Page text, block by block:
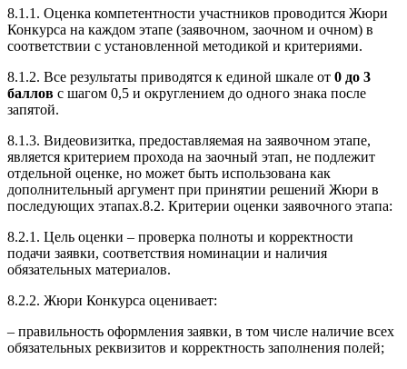
8.1.1. Оценка компетентности участников проводится Жюри
Конкурса на каждом этапе (заявочном, заочном и очном) в
соответствии с установленной методикой и критериями.
8.1.2. Все результаты приводятся к единой шкале от 0 до 3
баллов с шагом 0,5 и округлением до одного знака после
запятой.
8.1.3. Видеовизитка, предоставляемая на заявочном этапе,
является критерием прохода на заочный этап, не подлежит
отдельной оценке, но может быть использована как
дополнительный аргумент при принятии решений Жюри в
последующих этапах.8.2. Критерии оценки заявочного этапа:
8.2.1. Цель оценки – проверка полноты и корректности
подачи заявки, соответствия номинации и наличия
обязательных материалов.
8.2.2. Жюри Конкурса оценивает:
– правильность оформления заявки, в том числе наличие всех
обязательных реквизитов и корректность заполнения полей;